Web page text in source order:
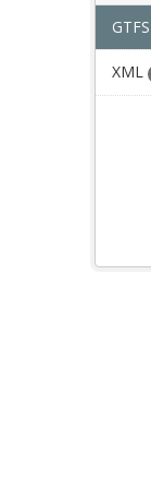
GTFS
XML